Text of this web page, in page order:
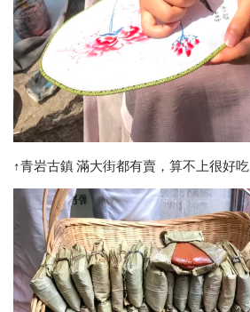
↑青岩古鎮 滿大街都有賣，算不上很好吃